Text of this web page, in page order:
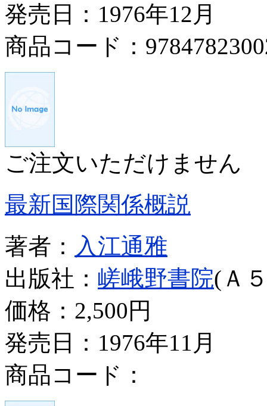
発売日：1976年12月
商品コード：
ご注文いただけません
最新国際関係概説
著者： 入江通雅
出版社： 嵯峨野書院(Ａ
価格： 2,500円
発売日：1976年11月
商品コード：